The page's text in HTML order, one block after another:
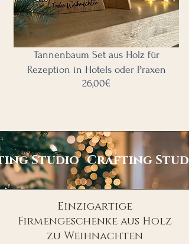
Tannenbaum Set aus Holz für
Rezeption in Hotels oder Praxen
26,00€
Studio Crafting
Einzigartige
Firmengeschenke aus Holz
zu Weihnachten